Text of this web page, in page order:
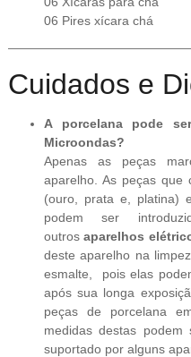
06 Pires xícara chá
Cuidados e
A porcelana pode
Microondas?
Apenas as peças
aparelho. As peças que
(ouro, prata e, platina)
podem ser
outrosaparelhos
deste aparelho na
esmalte, pois elas
após sua longa
peças de porcelana
medidas destas
suportado por alguns